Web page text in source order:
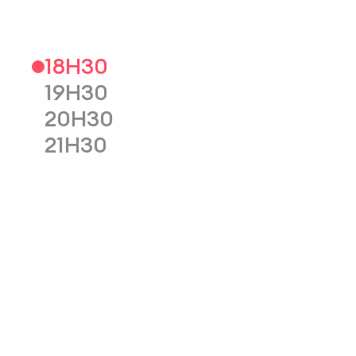
18H30
19H30
20H30
21H30